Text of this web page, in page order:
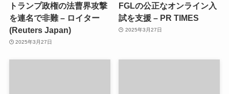
トランプ政権の法曹界攻撃
を連名で非難 – ロイター
(Reuters Japan)
2025年3月27日
FGLの公正なオンライン入
試を支援 – PR TIMES
2025年3月27日